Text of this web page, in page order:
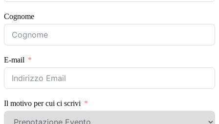
Cognome
E-mail
Il motivo per cui ci scrivi